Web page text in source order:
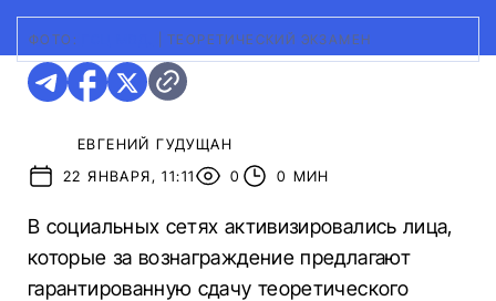
ФОТО: ТЕОРЕТИЧЕСКИЙ ЭКЗАМЕН
ЕВГЕНИЙ ГУДУЩАН
22 ЯНВАРЯ, 11:11
0 0 МИН
В социальных сетях активизировались лица,
которые за вознаграждение предлагают
гарантированную сдачу теоретического